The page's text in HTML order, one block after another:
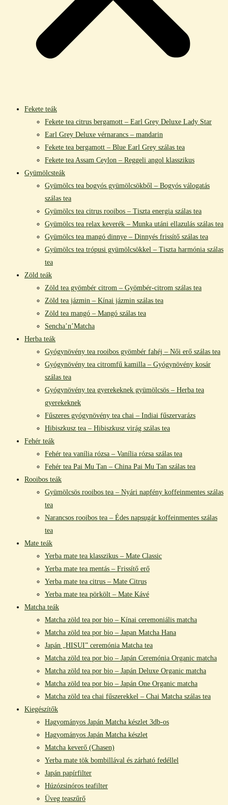
Fekete teák
Fekete tea citrus bergamott – Earl Grey Deluxe Lady Star
Earl Grey Deluxe vérnarancs – mandarin
Fekete tea bergamott – Blue Earl Grey szálas tea
Fekete tea Assam Ceylon – Reggeli angol klasszikus
Gyümölcsteák
Gyümölcs tea bogyós gyümölcsökből – Bogyós válogatás
szálas tea
Gyümölcs tea citrus rooibos – Tiszta energia szálas tea
Gyümölcs tea relax keverék – Munka utáni ellazulás szálas tea
Gyümölcs tea mangó dinnye – Dinnyés frissítő szálas tea
Gyümölcs tea trópusi gyümölcsökkel – Tiszta harmónia szálas
tea
Zöld teák
Zöld tea gyömbér citrom – Gyömbér-citrom szálas tea
Zöld tea jázmin – Kínai jázmin szálas tea
Zöld tea mangó – Mangó szálas tea
Sencha’n’Matcha
Herba teák
Gyógynövény tea rooibos gyömbér fahéj – Női erő szálas tea
Gyógynövény tea citromfű kamilla – Gyógynövény kosár
szálas tea
Gyógynövény tea gyerekeknek gyümölcsös – Herba tea
gyerekeknek
Fűszeres gyógynövény tea chai – Indiai fűszervarázs
Hibiszkusz tea – Hibiszkusz virág szálas tea
Fehér teák
Fehér tea vanília rózsa – Vanília rózsa szálas tea
Fehér tea Pai Mu Tan – China Pai Mu Tan szálas tea
Rooibos teák
Gyümölcsös rooibos tea – Nyári napfény koffeinmentes szálas
tea
Narancsos rooibos tea – Édes napsugár koffeinmentes szálas
tea
Mate teák
Yerba mate tea klasszikus – Mate Classic
Yerba mate tea mentás – Frissítő erő
Yerba mate tea citrus – Mate Citrus
Yerba mate tea pörkölt – Mate Kávé
Matcha teák
Matcha zöld tea por bio – Kínai ceremoniális matcha
Matcha zöld tea por bio – Japan Matcha Hana
Japán „HISUI” ceremónia Matcha tea
Matcha zöld tea por bio – Japán Ceremónia Organic matcha
Matcha zöld tea por bio – Japán Deluxe Organic matcha
Matcha zöld tea por bio – Japán One Organic matcha
Matcha zöld tea chai fűszerekkel – Chai Matcha szálas tea
Kiegészítők
Hagyományos Japán Matcha készlet 3db-os
Hagyományos Japán Matcha készlet
Matcha keverő (Chasen)
Yerba mate tök bombillával és zárható fedéllel
Japán papírfilter
Húzózsinóros teafilter
Üveg teaszűrő